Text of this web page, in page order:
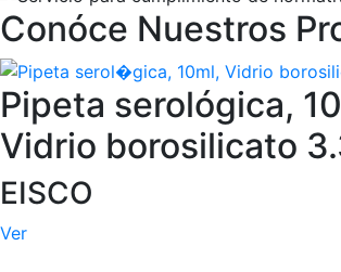
Conóce Nuestros
Pipeta serológica,
Vidrio borosilicato
EISCO
Ver